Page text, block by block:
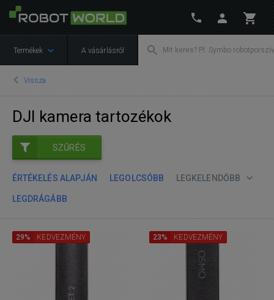
Termékek A vásárlásról
Vissza
DJI kamera tartozékok
SZŰRÉS
ÉRTÉKELÉS ALAPJÁN LEGOLCSÓBB LEGKELENDŐBB
LEGDRÁGÁBB
29% KEDVEZMÉNY 23% KEDVEZMÉNY